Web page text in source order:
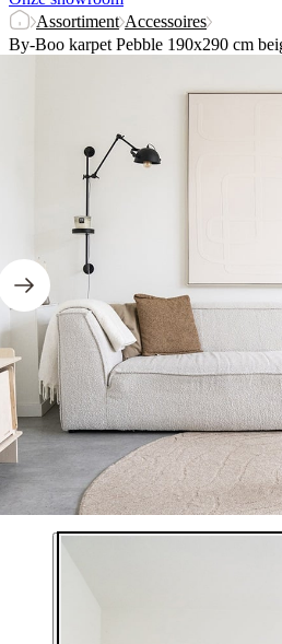
Assortiment Accessoires
By-Boo karpet Pebble 190x290 cm